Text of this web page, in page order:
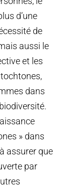
d’une
de
aussi le
et les
dans
» dans
assurer que
par